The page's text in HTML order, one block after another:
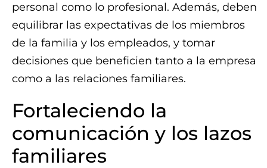
personal como lo profesional. Además, deben
equilibrar las expectativas de los miembros
de la familia y los empleados, y tomar
decisiones que beneficien tanto a la empresa
como a las relaciones familiares.
Fortaleciendo la
comunicación y los lazos
familiares